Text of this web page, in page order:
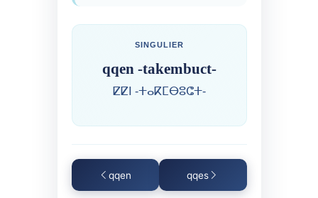
SINGULIER
qqen -takembuct-
ⵇⵇⵏ -ⵜⴰⴽⵎⴱⵓⵛⵜ-
qqen qqes